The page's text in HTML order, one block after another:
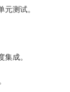
测试。
成。